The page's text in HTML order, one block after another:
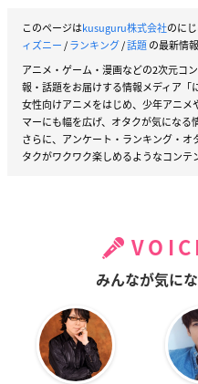
このページはkusuguru株式会社のに
ィズニー/ランキング/話題の最新情
アニメ・ゲーム・漫画などの2次元コ
報・話題をお届けする情報メディア「
女性向けアニメをはじめ、少年アニ
マーにも幅を広げ、オタクが気になる
さらに、アンケート・ランキング・
タクがワクワク楽しめるようなコンテ
みんなが気に